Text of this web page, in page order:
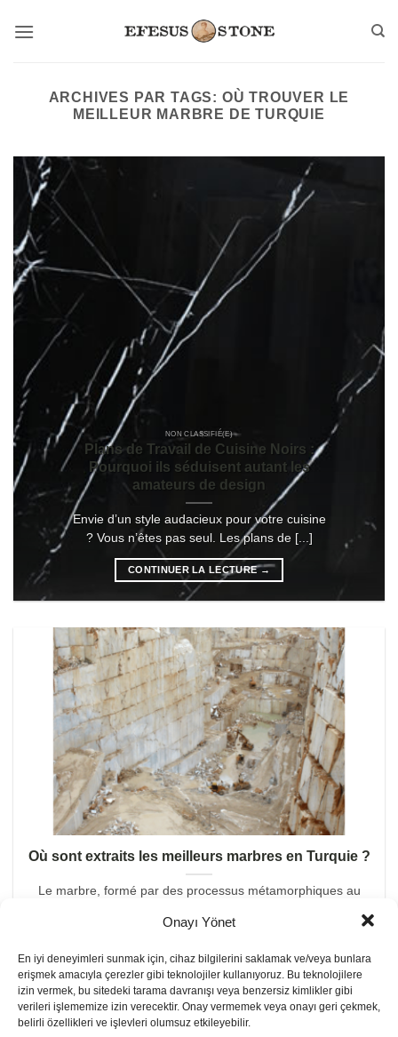
Onayı Yönet
En iyi deneyimleri sunmak için, cihaz bilgilerini saklamak ve/veya bunlara
erişmek amacıyla çerezler gibi teknolojiler kullanıyoruz. Bu teknolojilere
izin vermek, bu sitedeki tarama davranışı veya benzersiz kimlikler gibi
verileri işlememize izin verecektir. Onay vermemek veya onayı geri çekmek,
belirli özellikleri ve işlevleri olumsuz etkileyebilir.
ARCHIVES PAR TAGS: OÙ TROUVER LE
MEILLEUR MARBRE DE TURQUIE
NON CLASSIFIÉ(E)
Plans de Travail de Cuisine Noirs :
Pourquoi ils séduisent autant les
amateurs de design
Envie d’un style audacieux pour votre cuisine
? Vous n’êtes pas seul. Les plans de [...]
CONTINUER LA LECTURE→
Où sont extraits les meilleurs marbres en Turquie ?
Le marbre, formé par des processus métamorphiques au